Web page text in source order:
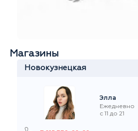
ул.Забелина, 1
Рейтинг на Я.Маркете